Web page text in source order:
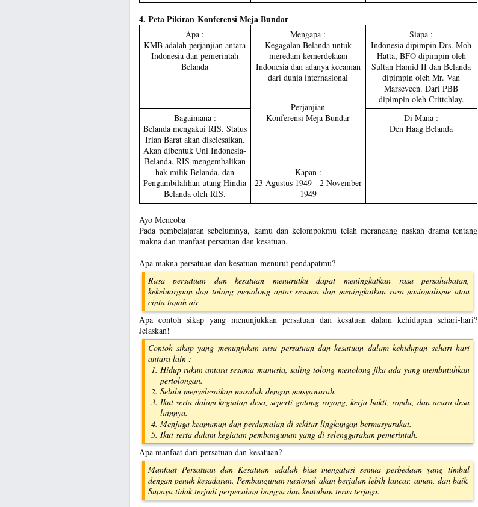
4. Peta Pikiran Konferensi Meja Bundar
Apa :
KMB adalah perjanjian antara
Indonesia dan pemerintah
Belanda
Mengapa :
Kegagalan Belanda untuk
meredam kemerdekaan
Indonesia dan adanya kecaman
dari dunia internasional
Siapa :
Indonesia dipimpin Drs. Moh
Hatta, BFO dipimpin oleh
Sultan Hamid II dan Belanda
dipimpin oleh Mr. Van
Marseveen. Dari PBB
dipimpin oleh Crittchlay.
Perjanjian
Konferensi Meja Bundar
Bagaimana :
Belanda mengakui RIS. Status
Irian Barat akan diselesaikan.
Akan dibentuk Uni Indonesia-
Belanda. RIS mengembalikan
hak milik Belanda, dan
Pengambilalihan utang Hindia
Belanda oleh RIS.
Di Mana :
Den Haag Belanda
Kapan :
23 Agustus 1949 - 2 November
1949
Ayo Mencoba
Pada pembelajaran sebelumnya, kamu dan kelompokmu telah merancang naskah drama tentang
makna dan manfaat persatuan dan kesatuan.
Apa makna persatuan dan kesatuan menurut pendapatmu?
Rasa persatuan dan kesatuan menurutku dapat meningkatkan rasa persahabatan,
kekeluargaan dan tolong menolong antar sesama dan meningkatkan rasa nasionalisme atau
cinta tanah air
Apa contoh sikap yang menunjukkan persatuan dan kesatuan dalam kehidupan sehari-hari?
Jelaskan!
Contoh sikap yang menunjukan rasa persatuan dan kesatuan dalam kehidupan sehari hari
antara lain :
Hidup rukun antara sesama manusia, saling tolong menolong jika ada yang membutuhkan
pertolongan.
Selalu menyelesaikan masalah dengan musyawarah.
Ikut serta dalam kegiatan desa, seperti gotong royong, kerja bakti, ronda, dan acara desa
lainnya.
Menjaga keamanan dan perdamaian di sekitar lingkungan bermasyarakat.
Ikut serta dalam kegiatan pembangunan yang di selenggarakan pemerintah.
Apa manfaat dari persatuan dan kesatuan?
Manfaat Persatuan dan Kesatuan adalah bisa mengatasi semua perbedaan yang timbul
dengan penuh kesadaran. Pembangunan nasional akan berjalan lebih lancar, aman, dan baik.
Supaya tidak terjadi perpecahan bangsa dan keutuhan terus terjaga.